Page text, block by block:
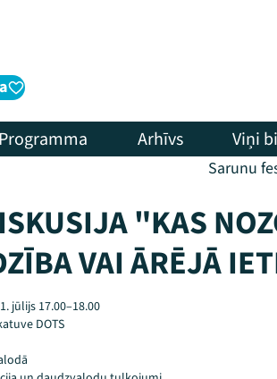
Programma Arhīvs Viņi
Sarunu
"KAS
VAI ĀRĒJĀ
jūlijs 17.00–18.00
DOTS